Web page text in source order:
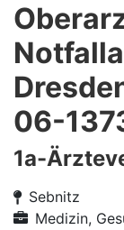
06-
1a-
Sebnitz
Medizin,